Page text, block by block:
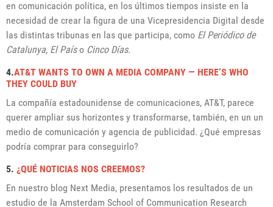
en comunicación política, en los últimos tiempos insiste en la
necesidad de crear la figura de una Vicepresidencia Digital desde
las distintas tribunas en las que participa, como El Periódico de
Catalunya, El Paíso Cinco Días.
4.AT&T WANTS TO OWN A MEDIA COMPANY — HERE’S WHO
THEY COULD BUY
La compañía estadounidense de comunicaciones, AT&T, parece
querer ampliar sus horizontes y transformarse, también, en un un
medio de comunicación y agencia de publicidad. ¿Qué empresas
podría comprar para conseguirlo?
5. ¿QUÉ NOTICIAS NOS CREEMOS?
En nuestro blog Next Media, presentamos los resultados de un
estudio de la Amsterdam School of Communication Research